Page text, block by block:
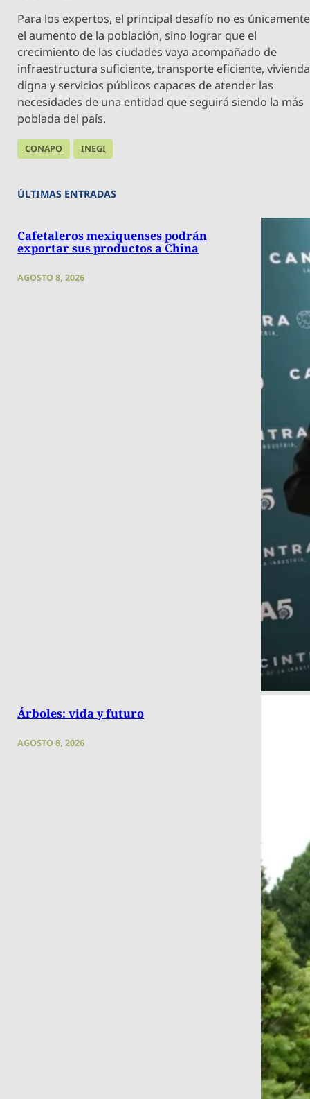
Para los expertos, el principal desafío no es únicamente
el aumento de la población, sino lograr que el
crecimiento de las ciudades vaya acompañado de
infraestructura suficiente, transporte eficiente, vivienda
digna y servicios públicos capaces de atender las
necesidades de una entidad que seguirá siendo la más
poblada del país.
CONAPO INEGI
ÚLTIMAS ENTRADAS
Cafetaleros mexiquenses podrán
exportar sus productos a China
AGOSTO 8, 2026
Árboles: vida y futuro
AGOSTO 8, 2026